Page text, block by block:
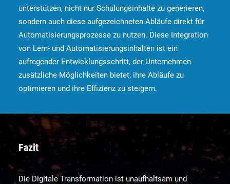
unterstützen, nicht nur Schulungsinhalte zu generieren,
sondern auch diese aufgezeichneten Abläufe direkt für
Automatisierungsprozesse zu nutzen. Diese Integration
von Lern- und Automatisierungsinhalten ist ein
aufregender Entwicklungsschritt, der Unternehmen
zusätzliche Möglichkeiten bietet, ihre Abläufe zu
optimieren und ihre Effizienz zu steigern.
Fazit
Die Digitale Transformation ist unaufhaltsam und